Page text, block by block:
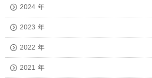
2024 年
2023 年
2022 年
2021 年